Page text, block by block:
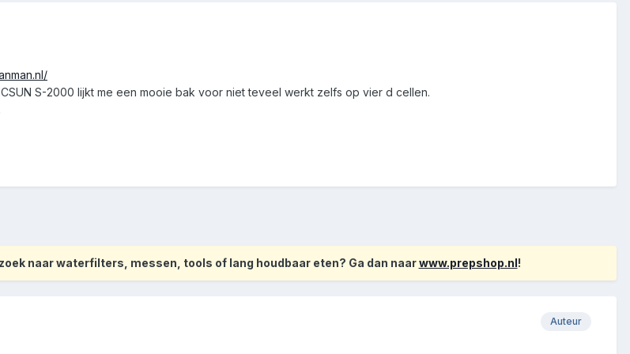
S-2000 lijkt me een mooie bak voor niet teveel werkt zelfs op vier d cellen.
naar waterfilters, messen, tools of lang houdbaar eten? Ga dan naarwww.prepshop.nl!
Auteur